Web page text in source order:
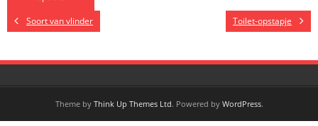
Soort van vlinder
Toilet-opstapje
Theme by Think Up Themes Ltd. Powered by WordPress.